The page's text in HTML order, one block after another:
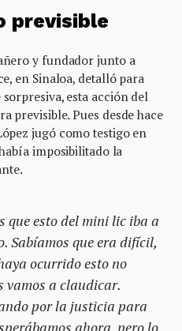
previsible
y fundador junto a
en Sinaloa, detalló para
esta acción del
previsible. Pues desde hace
jugó como testigo en
imposibilitado la
que esto del mini lic iba a
Sabíamos que era difícil,
ocurrido esto no
vamos a claudicar.
por la justicia para
ahora, pero lo